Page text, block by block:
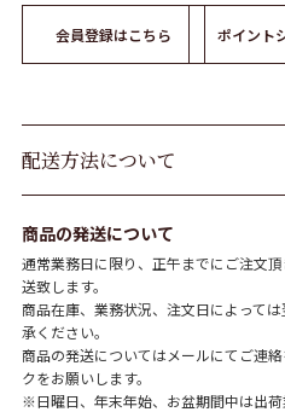
会員登録はこちら ポイント
配送方法について
商品の発送について
通常業務日に限り、正午までにご注文
送致します。
商品在庫、業務状況、注文日によって
承ください。
商品の発送についてはメールにてご連
クをお願いします。
※日曜日、年末年始、お盆期間中は出荷